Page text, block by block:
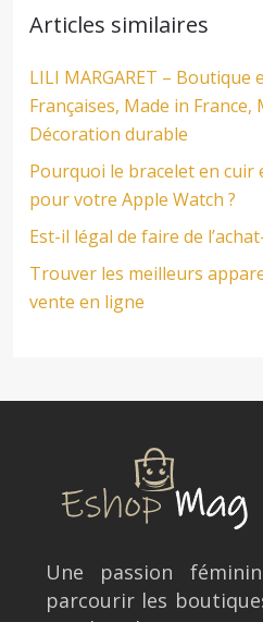
Articles similaires
LILI MARGARET – Boutique
Françaises, Made in
Décoration durable
Pourquoi le bracelet en cuir
pour votre Apple Watch ?
Est-il légal de faire de
Trouver les meilleurs
vente en ligne
Une passion
parcourir les